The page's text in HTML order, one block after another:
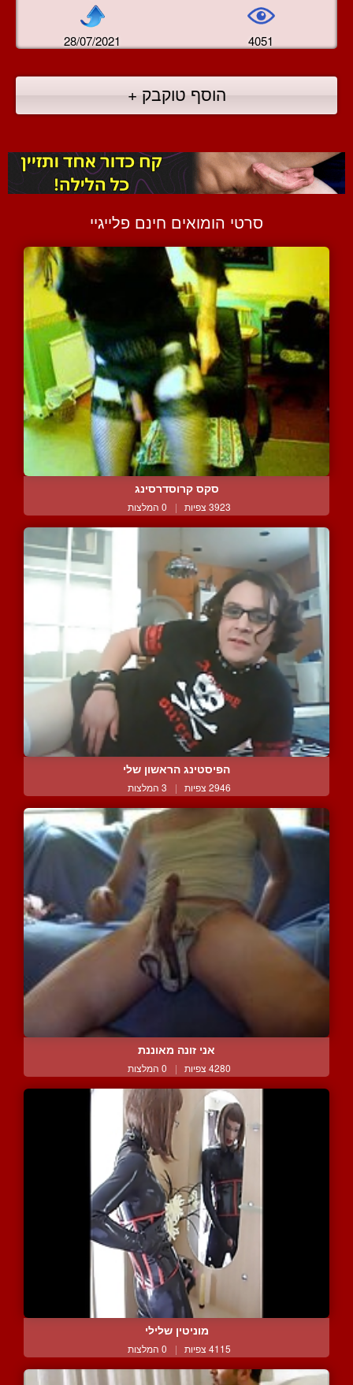
28/07/2021 4051
הוסף טוקבק +
סרטי הומואים חינם פלייגיי
סקס קרוסדרסינג
3923 צפיות | 0 המלצות
הפיסטינג הראשון שלי
2946 צפיות | 3 המלצות
אני זונה מאוננת
4280 צפיות | 0 המלצות
מוניטין שלילי
4115 צפיות | 0 המלצות